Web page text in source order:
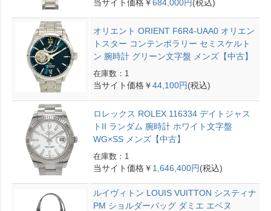
当サイト価格￥684,000円(税込)
オリエント ORIENT F6R4-UAA0 オリエン
トスター コンテンポラリー セミスケルト
ン 腕時計 グリーン文字盤 メンズ【中古】
在庫数：1
当サイト価格￥44,100円(税込)
ロレックス ROLEX 116334 デイトジャス
トII ランダム 腕時計 ホワイト文字盤
WG×SS メンズ【中古】
在庫数：1
当サイト価格￥ 1,646,400円(税込)
ルイヴィトン LOUIS VUITTON システィナ
PM ショルダーバッグ ダミエ エベヌ